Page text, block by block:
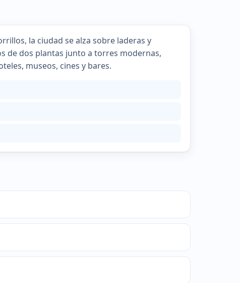
la ciudad se alza sobre laderas y
de dos plantas junto a torres modernas,
museos, cines y bares.